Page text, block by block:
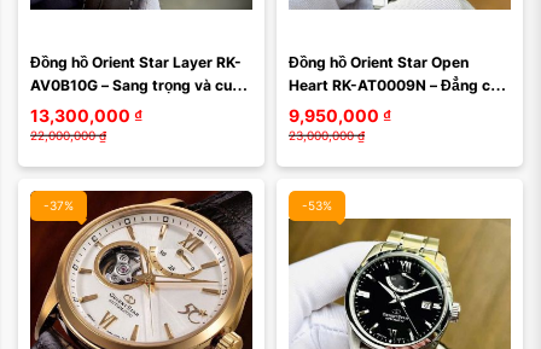
Đồng hồ Orient Star Layer RK-
AV0B10G – Sang trọng và cuốn
hút với sắc vàng sâm panh
13,300,000 ₫
22,000,000 ₫
Đồng hồ Orient Star Open
Heart RK-AT0009N – Đẳng cấp
của sự tinh tế và trưởng thành
9,950,000 ₫
23,000,000 ₫
-37% -53%